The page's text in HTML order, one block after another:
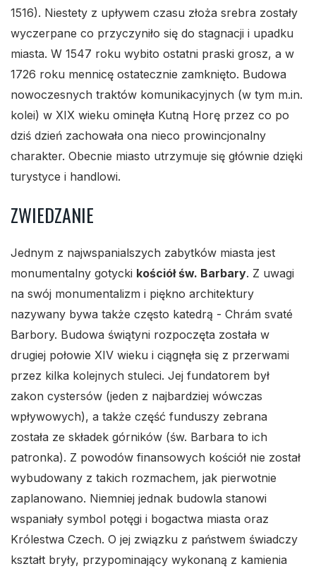
1516). Niestety z upływem czasu złoża srebra zostały
wyczerpane co przyczyniło się do stagnacji i upadku
miasta. W 1547 roku wybito ostatni praski grosz, a w
1726 roku mennicę ostatecznie zamknięto. Budowa
nowoczesnych traktów komunikacyjnych (w tym m.in.
kolei) w XIX wieku ominęła Kutną Horę przez co po
dziś dzień zachowała ona nieco prowincjonalny
charakter. Obecnie miasto utrzymuje się głównie dzięki
turystyce i handlowi.
ZWIEDZANIE
Jednym z najwspanialszych zabytków miasta jest
monumentalny gotycki kościół św. Barbary. Z uwagi
na swój monumentalizm i piękno architektury
nazywany bywa także często katedrą - Chrám svaté
Barbory. Budowa świątyni rozpoczęta została w
drugiej połowie XIV wieku i ciągnęła się z przerwami
przez kilka kolejnych stuleci. Jej fundatorem był
zakon cystersów (jeden z najbardziej wówczas
wpływowych), a także część funduszy zebrana
została ze składek górników (św. Barbara to ich
patronka). Z powodów finansowych kościół nie został
wybudowany z takich rozmachem, jak pierwotnie
zaplanowano. Niemniej jednak budowla stanowi
wspaniały symbol potęgi i bogactwa miasta oraz
Królestwa Czech. O jej związku z państwem świadczy
kształt bryły, przypominający wykonaną z kamienia